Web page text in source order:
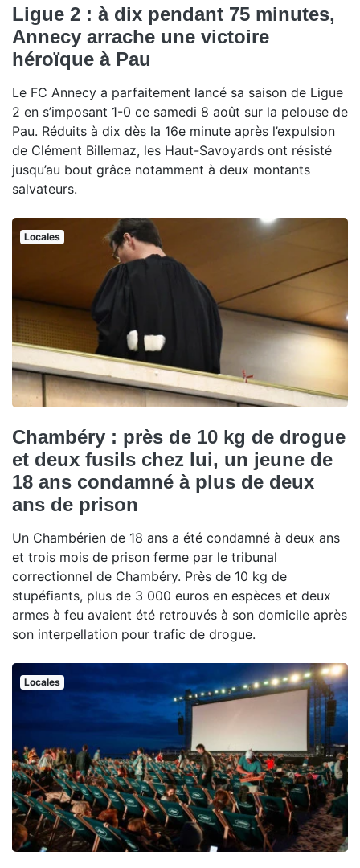
Ligue 2 : à dix pendant 75 minutes,
Annecy arrache une victoire
héroïque à Pau
Le FC Annecy a parfaitement lancé sa saison de Ligue
2 en s’imposant 1-0 ce samedi 8 août sur la pelouse de
Pau. Réduits à dix dès la 16e minute après l’expulsion
de Clément Billemaz, les Haut-Savoyards ont résisté
jusqu’au bout grâce notamment à deux montants
salvateurs.
Locales
Chambéry : près de 10 kg de drogue
et deux fusils chez lui, un jeune de
18 ans condamné à plus de deux
ans de prison
Un Chambérien de 18 ans a été condamné à deux ans
et trois mois de prison ferme par le tribunal
correctionnel de Chambéry. Près de 10 kg de
stupéfiants, plus de 3 000 euros en espèces et deux
armes à feu avaient été retrouvés à son domicile après
son interpellation pour trafic de drogue.
Locales